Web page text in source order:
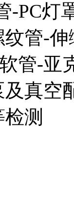
-PC灯
管-
管-亚
真空
检测